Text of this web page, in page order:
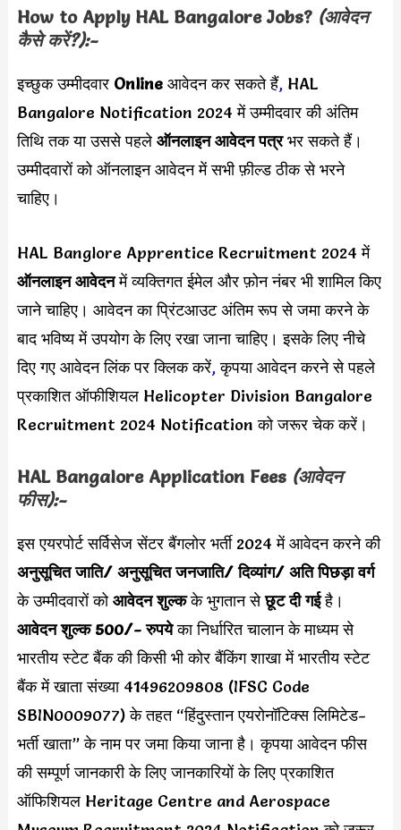
How to Apply HAL Bangalore Jobs?(आवेदन
कैसे करें?):-
इच्छुक उम्मीदवार Online आवेदन कर सकते हैं,HAL
Bangalore Notification 2024 में उम्मीदवार की अंतिम
तिथि तक या उससे पहले ऑनलाइन आवेदन पत्रभर सकते हैं।
उम्मीदवारों को ऑनलाइन आवेदन में सभी फ़ील्ड ठीक से भरने
चाहिए।
HAL Banglore Apprentice Recruitment 2024 में
ऑनलाइन आवेदनमें व्यक्तिगत ईमेल और फ़ोन नंबर भी शामिल किए
जाने चाहिए। आवेदन का प्रिंटआउट अंतिम रूप से जमा करने के
बाद भविष्य में उपयोग के लिए रखा जाना चाहिए। इसके लिए नीचे
दिए गए आवेदन लिंक पर क्लिक करें,कृपया आवेदन करने से पहले
प्रकाशित ऑफीशियल Helicopter Division Bangalore
Recruitment 2024 Notification को जरूर चेक करें।
HAL Bangalore Application Fees (आवेदन
फीस):-
इस एयरपोर्ट सर्विसेज सेंटर बैंगलोर भर्ती 2024 में आवेदन करने की
अनुसूचित जाति/ अनुसूचित जनजाति/ दिव्यांग/ अति पिछड़ा वर्ग
के उम्मीदवारों कोआवेदन शुल्कके भुगतान सेछूट दी गईहै।
आवेदन शुल्क 500/- रुपयेका निर्धारित चालान के माध्यम से
भारतीय स्टेट बैंक की किसी भी कोर बैंकिंग शाखा में भारतीय स्टेट
बैंक में खाता संख्या 41496209808 (IFSC Code
SBIN0009077) के तहत “हिंदुस्तान एयरोनॉटिक्स लिमिटेड-
भर्ती खाता” के नाम पर जमा किया जाना है। कृपया आवेदन फीस
की सम्पूर्ण जानकारी के लिए जानकारियों के लिए प्रकाशित
ऑफिशियल Heritage Centre and Aerospace